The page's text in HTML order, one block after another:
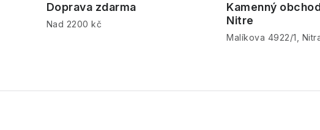
Doprava zdarma
Nad 2200 kč
Kamenný
Nitre
Malíkova 4922/1,